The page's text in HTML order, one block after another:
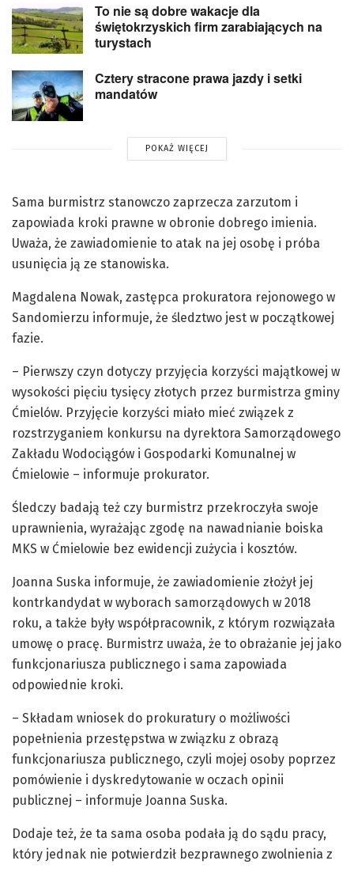
To nie są dobre wakacje dla
świętokrzyskich firm zarabiających na
turystach
Cztery stracone prawa jazdy i setki
mandatów
POKAŻ WIĘCEJ
Sama burmistrz stanowczo zaprzecza zarzutom i
zapowiada kroki prawne w obronie dobrego imienia.
Uważa, że zawiadomienie to atak na jej osobę i próba
usunięcia ją ze stanowiska.
Magdalena Nowak, zastępca prokuratora rejonowego w
Sandomierzu informuje, że śledztwo jest w początkowej
fazie.
– Pierwszy czyn dotyczy przyjęcia korzyści majątkowej w
wysokości pięciu tysięcy złotych przez burmistrza gminy
Ćmielów. Przyjęcie korzyści miało mieć związek z
rozstrzyganiem konkursu na dyrektora Samorządowego
Zakładu Wodociągów i Gospodarki Komunalnej w
Ćmielowie – informuje prokurator.
Śledczy badają też czy burmistrz przekroczyła swoje
uprawnienia, wyrażając zgodę na nawadnianie boiska
MKS w Ćmielowie bez ewidencji zużycia i kosztów.
Joanna Suska informuje, że zawiadomienie złożył jej
kontrkandydat w wyborach samorządowych w 2018
roku, a także były współpracownik, z którym rozwiązała
umowę o pracę. Burmistrz uważa, że to obrażanie jej jako
funkcjonariusza publicznego i sama zapowiada
odpowiednie kroki.
– Składam wniosek do prokuratury o możliwości
popełnienia przestępstwa w związku z obrazą
funkcjonariusza publicznego, czyli mojej osoby poprzez
pomówienie i dyskredytowanie w oczach opinii
publicznej – informuje Joanna Suska.
Dodaje też, że ta sama osoba podała ją do sądu pracy,
który jednak nie potwierdził bezprawnego zwolnienia z